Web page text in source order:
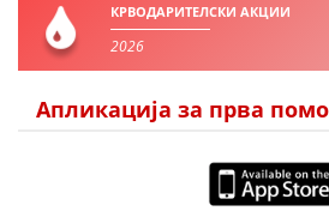
ЕДУКАТИВНО ИНФОРМАТИВНИ
ПОСТЕРИ
КРВОДАРИТЕЛСКИ АКЦИИ
2026
Апликација за прва